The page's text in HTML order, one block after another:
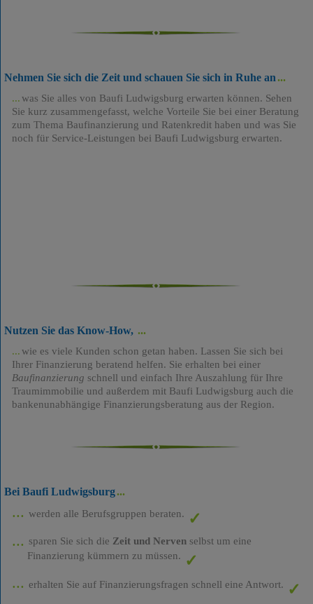
Nehmen Sie sich die Zeit und schauen Sie sich in Ruhe an
was Sie alles von Baufi Ludwigsburg erwarten können. Sehen
Sie kurz zusammengefasst, welche Vorteile Sie bei einer Beratung
zum Thema Baufinanzierung und Ratenkredit haben und was Sie
noch für Service-Leistungen bei Baufi Ludwigsburg erwarten.
Nutzen Sie das Know-How,
wie es viele Kunden schon getan haben. Lassen Sie sich bei
Ihrer Finanzierung beratend helfen. Sie erhalten bei einer
Baufinanzierung schnell und einfach Ihre Auszahlung für Ihre
Traumimmobilie und außerdem mit Baufi Ludwigsburg auch die
bankenunabhängige Finanzierungsberatung aus der Region.
Bei Baufi Ludwigsburg
werden alle Berufsgruppen beraten.
sparen Sie sich die Zeit und Nervenselbst um eine
Finanzierung kümmern zu müssen.
erhalten Sie auf Finanzierungsfragen schnell eine Antwort.